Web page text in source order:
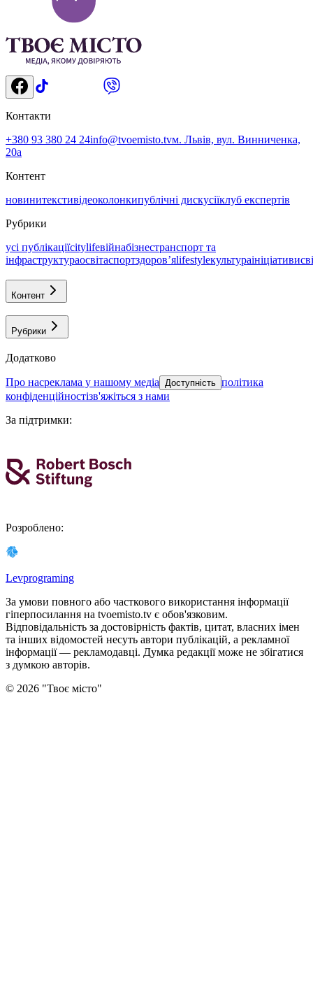
Контакти
+380 93 380 24 24info@tvoemisto.tvм. Львів, вул. Винниченка,
20а
Контент
новинитекстивідеоколонкипублічні дискусіїклуб експертів
Рубрики
усі публікаціїcitylifeвійнабізнестранспорт та
інфраструктураосвітаспортздоровʼяlifestyleкультураініціативи
Контент
Рубрики
Додатково
про насреклама у нашому медіа Доступність політика
конфіденційностізв'яжіться з нами
За підтримки:
Розроблено:
Levprograming
За умови повного або часткового використання iнформацiї
гіперпосилання на tvoemisto.tv є обов'язковим.
Відповідальність за достовірність фактів, цитат, власних імен
та інших відомостей несуть автори публікацій, а рекламної
інформації — рекламодавці. Думка редакцiї може не збiгатися
з думкою авторiв.
© 2026 "Твоє місто"